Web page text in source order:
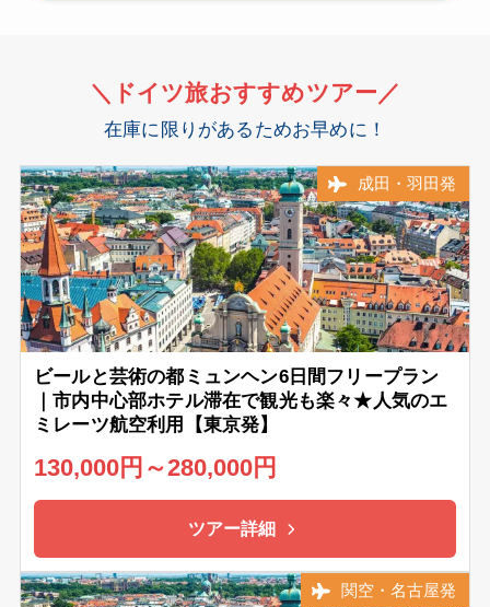
＼ドイツ旅おすすめツアー／
在庫に限りがあるためお早めに！
成田・羽田発
ビールと芸術の都ミュンヘン6日間フリープラン
｜市内中心部ホテル滞在で観光も楽々★人気のエ
ミレーツ航空利用【東京発】
130,000円～280,000円
ツアー詳細
関空・名古屋発